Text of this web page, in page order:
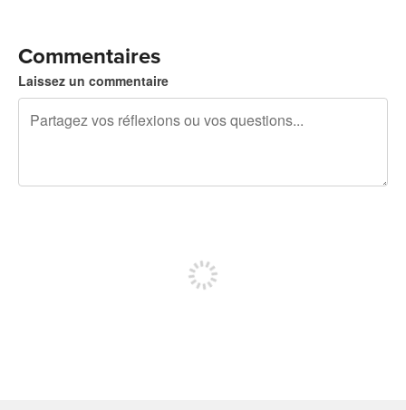
Commentaires
Laissez un commentaire